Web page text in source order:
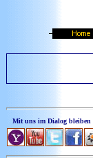
Mit uns im Dialog bleiben